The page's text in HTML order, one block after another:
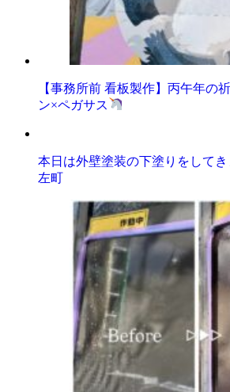
【事務所前 看板製作】丙午年の
ン×ペガサス
本日は外壁塗装の下塗りをして
左町